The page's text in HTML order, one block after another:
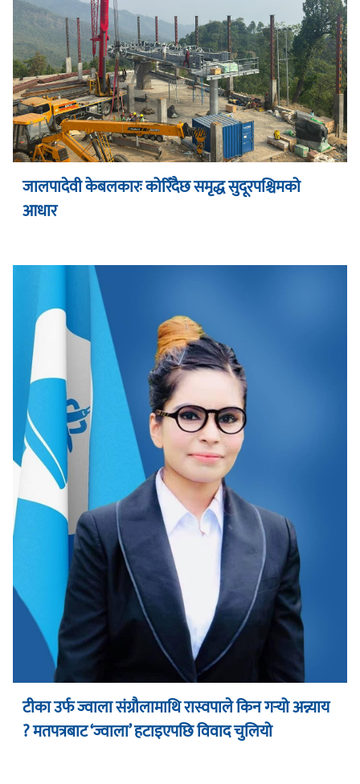
जालपादेवी केबलकारः कोरिँदैछ समृद्ध सुदूरपश्चिमको
आधार
टीका उर्फ ज्वाला संग्रौलामाथि रास्वपाले किन गर्‍यो अन्न्याय
? मतपत्रबाट ‘ज्वाला’ हटाइएपछि विवाद चुलियो